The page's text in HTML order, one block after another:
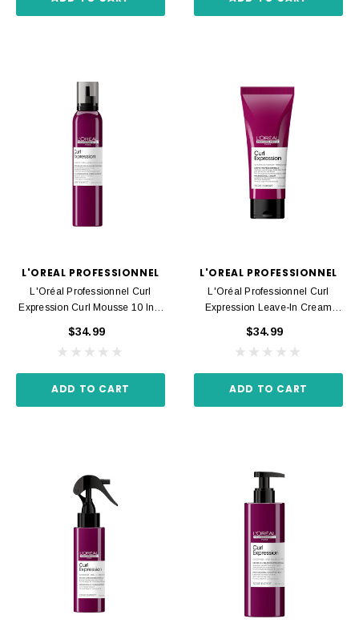
L'OREAL PROFESSIONNEL
L'Oréal Professionnel Curl
Expression Curl Mousse 10 In 1
$34.99
ADD TO CART
L'OREAL PROFESSIONNEL
L'Oréal Professionnel Curl
Expression Leave-In Cream
$34.99
ADD TO CART